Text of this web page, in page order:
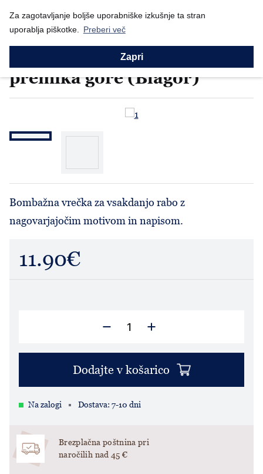
Za zagotavljanje boljše uporabniške izkušnje ta stran
uporablja piškotke.
Preberi več
Zapri
Nazaj
Domov Prodajni program Izdelki Blagor Bombažna vrečka - Ve...
Bombažna vrečka - Vera
premika gore (Blagor)
Bombažna vrečka za vsakdanjo rabo z
nagovarjajočim motivom in napisom.
11.90€
Dodajte v košarico
Na zalogi Dostava: 7-10 dni
Brezplačna poštnina pri
naročilih nad 45 €